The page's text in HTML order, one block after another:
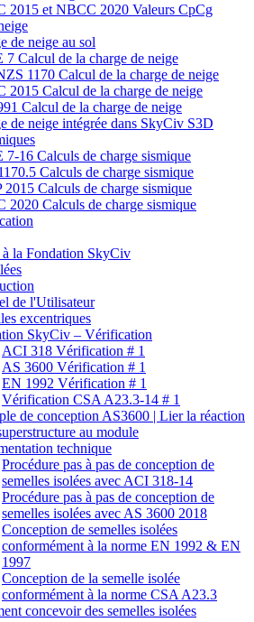
2015 et NBCC 2020 Valeurs CpCg
de neige au sol
7 Calcul de la charge de neige
1170 Calcul de la charge de neige
2015 Calcul de la charge de neige
Calcul de la charge de neige
de neige intégrée dans SkyCiv S3D
7-16 Calculs de charge sismique
Calculs de charge sismique
2015 Calculs de charge sismique
2020 Calculs de charge sismique
la Fondation SkyCiv
de l'Utilisateur
excentriques
SkyCiv – Vérification
ACI 318 Vérification # 1
AS 3600 Vérification # 1
EN 1992 Vérification # 1
Vérification CSA A23.3-14 # 1
de conception AS3600 | Lier la réaction
au module
technique
Procédure pas à pas de conception de
semelles isolées avec ACI 318-14
Procédure pas à pas de conception de
semelles isolées avec AS 3600 2018
Conception de semelles isolées
conformément à la norme EN 1992 & EN
1997
Conception de la semelle isolée
conformément à la norme CSA A23.3
concevoir des semelles isolées